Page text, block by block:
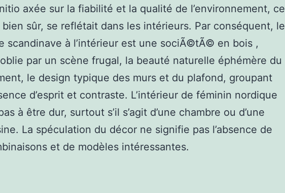
axée sur la fiabilité et la qualité de l’environnement, ce
bien sûr, se reflétait dans les intérieurs. Par conséquent, le
scandinave à l’intérieur est une sociÃ©tÃ© en bois ,
par un scène frugal, la beauté naturelle éphémère du
le design typique des murs et du plafond, groupant
d’esprit et contraste. L’intérieur de féminin nordique
à être dur, surtout s’il s’agit d’une chambre ou d’une
La spéculation du décor ne signifie pas l’absence de
et de modèles intéressantes.